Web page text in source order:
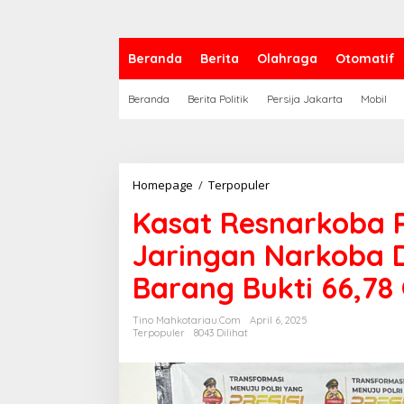
Beranda Berita Olahraga Otomatif
Beranda Berita Politik Persija Jakarta Mobil
Homepage / Terpopuler
s
a
t
R
e
s
n
k
o
b
Kasat Resnarkoba
Jaringan Narkoba
Barang Bukti 66,78
Tino Mahkotariau.com
April 6, 2025
Terpopuler
8043 Dilihat